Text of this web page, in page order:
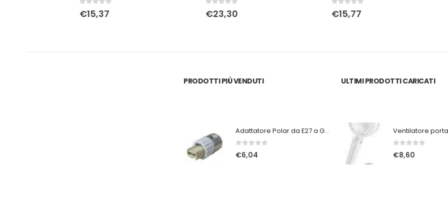
PRODOTTI PIÙ VENDUTI
Adattatore Polar da E27 a GU9
€6,04
ULTIMI PRODOTTI CARICATI
€8,60